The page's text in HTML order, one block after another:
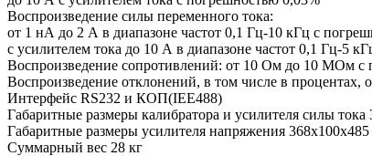
Воспроизведение силы переменного тока:
от 1 нА до 2 А в диапазоне частот 0,1 Гц-10 кГц с
с усилителем тока до 10 А в диапазоне частот 0,1 Гц-5
Воспроизведение сопротивлений: от 10 Ом до 10 МОм с
Воспроизведение отклонений, в том числе в процентах,
Интерфейс RS232 и КОП(IEE488)
Габаритные размеры калибратора и усилителя силы
Габаритные размеры усилителя напряжения
Суммарный вес 28 кг